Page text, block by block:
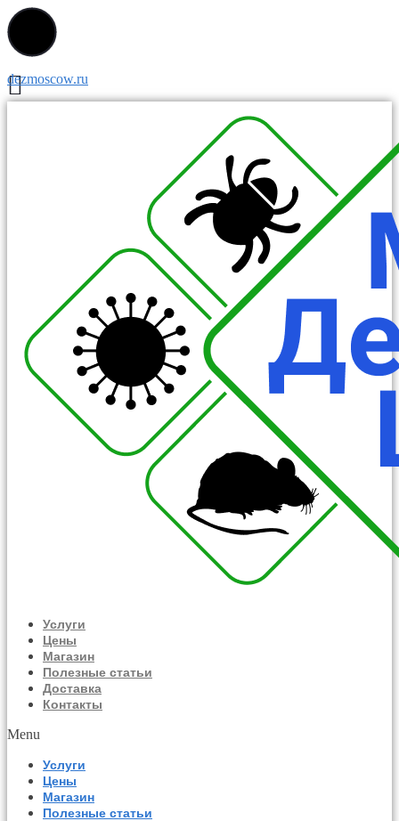
dezmoscow.ru
Услуги
Цены
Магазин
Полезные статьи
Доставка
Контакты
Menu
Услуги
Цены
Магазин
Полезные статьи